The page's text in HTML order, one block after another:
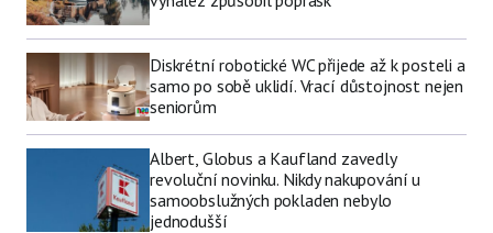
Diskrétní robotické WC přijede až k posteli a
samo po sobě uklidí. Vrací důstojnost nejen
seniorům
Albert, Globus a Kaufland zavedly
revoluční novinku. Nikdy nakupování u
samoobslužných pokladen nebylo
jednodušší